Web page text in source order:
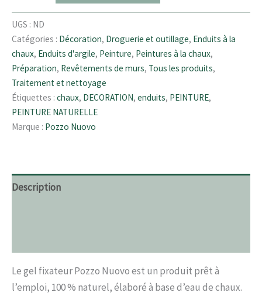
UGS : ND
Catégories : Décoration, Droguerie et outillage, Enduits à la
chaux, Enduits d'argile, Peinture, Peintures à la chaux,
Préparation, Revêtements de murs, Tous les produits,
Traitement et nettoyage
Étiquettes : chaux, DECORATION, enduits, PEINTURE,
PEINTURE NATURELLE
Marque : Pozzo Nuovo
Description
Le gel fixateur Pozzo Nuovo est un produit prêt à
l’emploi, 100 % naturel, élaboré à base d’eau de chaux.